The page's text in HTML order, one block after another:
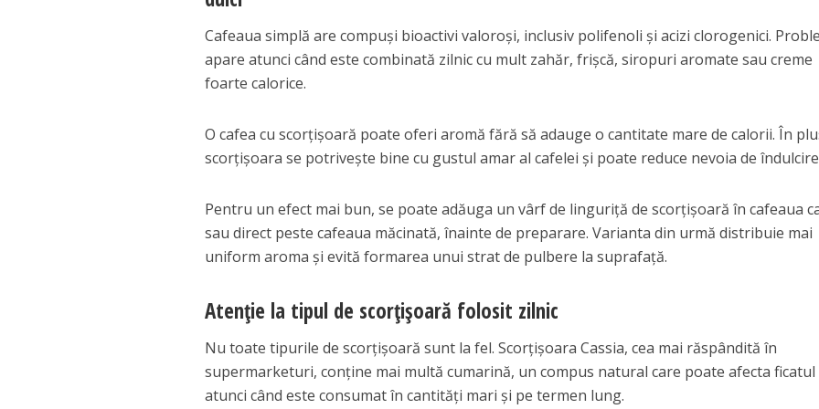
Cafeaua simplă are compuși bioactivi valoroși, inclusiv polifenoli și acizi clorogenici.
apare atunci când este combinată zilnic cu mult zahăr, frișcă, siropuri aromate sau creme
foarte calorice.
O cafea cu scorțișoară poate oferi aromă fără să adauge o cantitate mare de calorii. În
scorțișoara se potrivește bine cu gustul amar al cafelei și poate reduce nevoia de
Pentru un efect mai bun, se poate adăuga un vârf de linguriță de scorțișoară în cafeaua
sau direct peste cafeaua măcinată, înainte de preparare. Varianta din urmă distribuie mai
uniform aroma și evită formarea unui strat de pulbere la suprafață.
Atenție la tipul de scorțișoară folosit zilnic
Nu toate tipurile de scorțișoară sunt la fel. Scorțișoara Cassia, cea mai răspândită în
supermarketuri, conține mai multă cumarină, un compus natural care poate afecta ficatul
atunci când este consumat în cantități mari și pe termen lung.